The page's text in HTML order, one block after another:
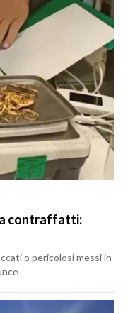
contraffatti:
o pericolosi messi in